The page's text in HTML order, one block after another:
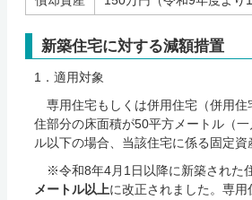
新築住宅に対する減額措置
1．適用対象
専用住宅もしくは併用住宅（併用住
住部分の床面積が50平方メートル（
ル以下の場合、当該住宅に係る固定資
※令和8年4月1日以降に新築された
メートル以上に改正されました。専